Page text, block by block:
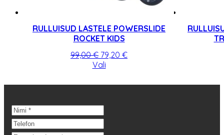
RULLUISUD LASTELE POWERSLIDE
ROCKET KIDS
99,00€ Algne
hind
99,00 €.
79,20 €Praegune
79,20 €.
ValiSellel
on